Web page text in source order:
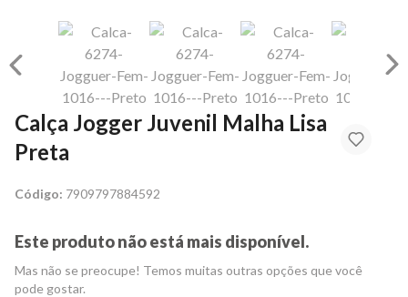
Calça Jogger Juvenil Malha Lisa
Preta
Código: 7909797884592
Este produto não está mais disponível.
Mas não se preocupe! Temos muitas outras opções que você
pode gostar.